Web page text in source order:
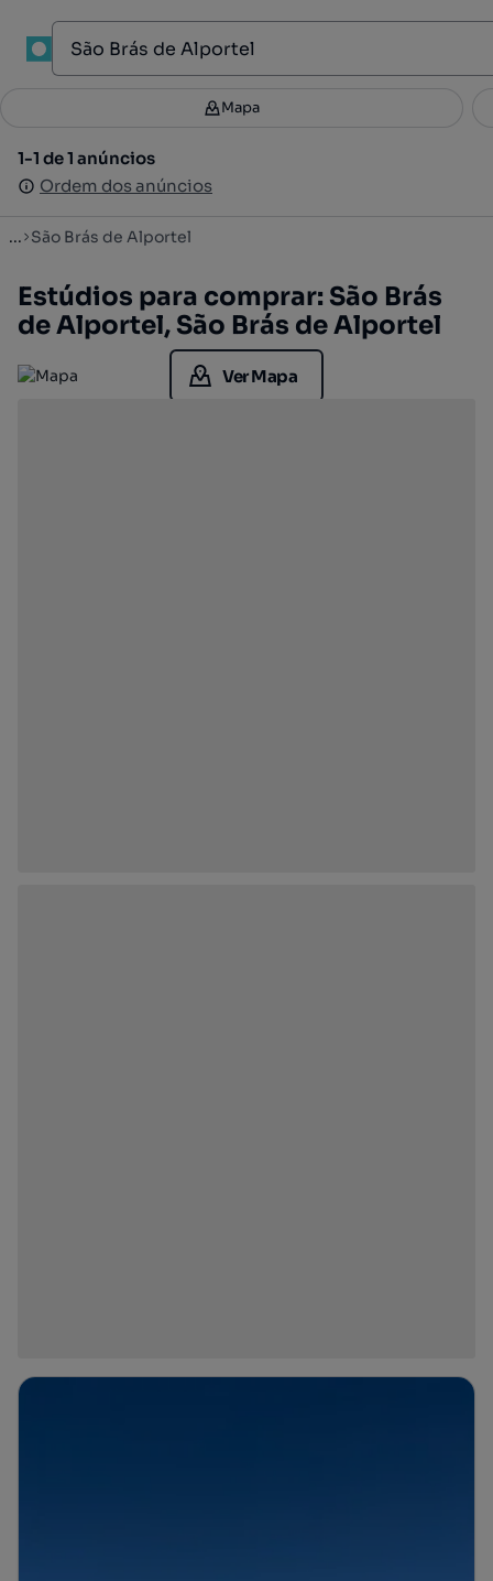
Filtros 2
1-1 de 1 anúncios
Ordem dos anúncios
Mapa
1-1 de 1 anúncios
Ordem dos anúncios
... São Brás de Alportel
Estúdios para comprar: São Brás
de Alportel, São Brás de Alportel
Ver Mapa